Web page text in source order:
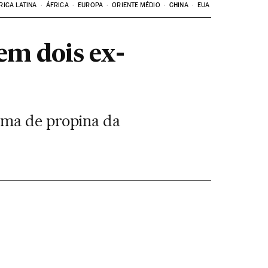
LATINA ÁFRICA EUROPA ORIENTE MÉDIO CHINA EUA
dois ex-
de propina da